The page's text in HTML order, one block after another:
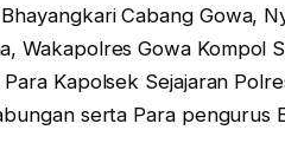
Cabang Gowa,
Wakapolres Gowa Kompol
Kapolsek Sejajaran
serta Para pengurus